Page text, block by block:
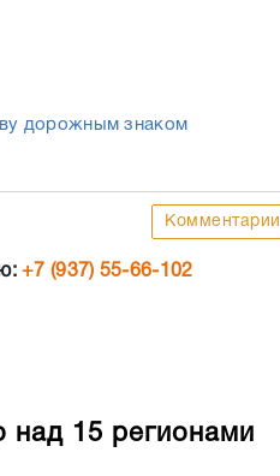
дорожным знаком
Комментарии
+7 (937) 55-66-102
над 15 регионами